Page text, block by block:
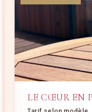
LE CŒUR EN